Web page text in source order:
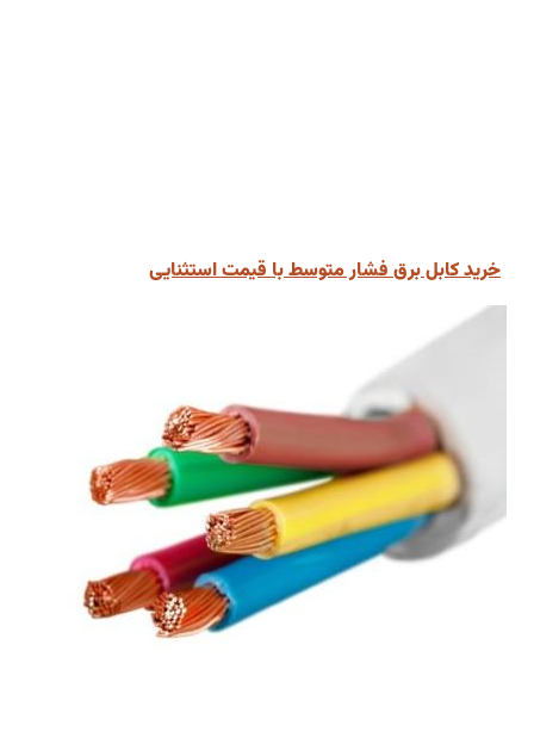
خرید کابل برق فشار متوسط با قیمت استثنایی